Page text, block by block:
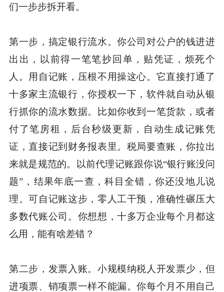
们一步步拆开看。
第一步，搞定银行流水。你公司对公户的钱进进
出出，以前得一笔笔抄回单，贴凭证，烦死个
人。用自记账，压根不用操这心。它直接打通了
十多家主流银行，你授权一下，软件就自动从银
行抓你的流水数据。比如你收到一笔货款，或者
付了笔房租，后台秒级更新，自动生成记账凭
证，直接记到财务报表里。税局要查账，你拉出
来就是规范的。以前代理记账跟你说“银行账没问
题”，结果年底一查，科目全错，你还没地儿说
理。可自记账这步，零人工干预，准确性碾压大
多数代账公司。你想想，十多万企业每个月都这
么用，能有啥差错？
第二步，发票入账。小规模纳税人开发票少，但
进项票、销项票一样不能漏。你每个月不用自己